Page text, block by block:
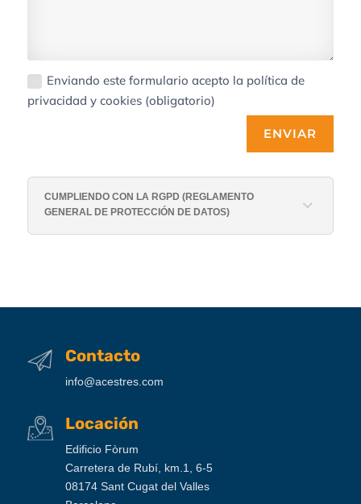
Enviando este formulario acepto la política de
privacidad y cookies (obligatorio)
ENVIAR
CUMPLIENDO CON LA RGPD (REGLAMENTO
GENERAL DE PROTECCIÓN DE DATOS)
Contacto
info@acestres.com
Locación
Edificio Fòrum
Carretera de Rubí, km.1, 6-5
08174 Sant Cugat del Valles